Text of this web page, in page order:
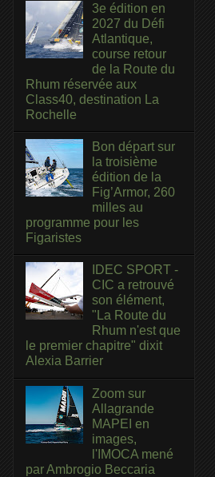
3e édition en
2027 du Défi
Atlantique,
course retour
de la Route du
Rhum réservée aux
Class40, destination La
Rochelle
Bon départ sur
la troisième
édition de la
Fig’Armor, 260
milles au
programme pour les
Figaristes
IDEC SPORT -
CIC a retrouvé
son élément,
"La Route du
Rhum n'est que
le premier chapitre" dixit
Alexia Barrier
Zoom sur
Allagrande
MAPEI en
images,
l'IMOCA mené
par Ambrogio Beccaria